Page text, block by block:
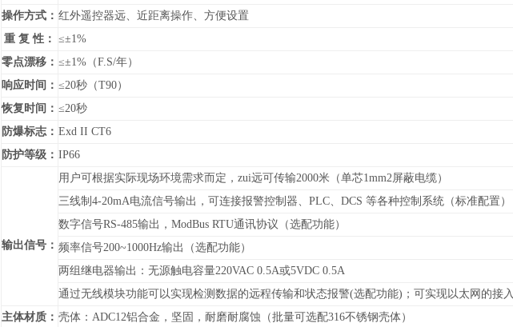
操作方式： 红外遥控器远、近距离操作、方便设置
重 复 性： ≤±1%
零点漂移： ≤±1%（F.S/年）
响应时间： ≤20秒（T90）
恢复时间： ≤20秒
防爆标志： Exd II CT6
防护等级： IP66
输出信号：
用户可根据实际现场环境需求而定，zui远可传输2000米（单芯1mm2屏蔽电缆）
三线制4-20mA电流信号输出，可连接报警控制器、PLC、DCS 等各种控制系统（标准配置）
数字信号RS-485输出， ModBus RTU通讯协议 （选配功能）
频率信号200~1000Hz输出（选配功能）
两组继电器输出：无源触电容量220VAC 0.5A或5VDC 0.5A
通过无线模块功能可以实现检测数据的远程传输和状态报警(选配功能)；可实现以太网的接入
主体材质： 壳体：ADC12铝合金，坚固，耐磨耐腐蚀（批量可选配316不锈钢壳体）